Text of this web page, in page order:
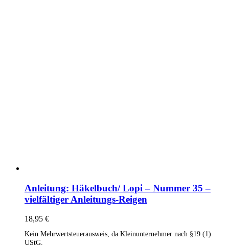
Anleitung: Häkelbuch/ Lopi – Nummer 35 –
vielfältiger Anleitungs-Reigen
18,95 €
Kein Mehrwertsteuerausweis, da Kleinunternehmer nach §19 (1)
UStG.